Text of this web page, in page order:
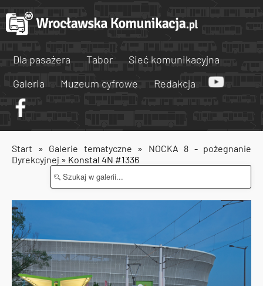
Dla pasażera Tabor
Sieć komunikacyjna
Galeria
Muzeum cyfrowe Redakcja
Start » Galerie tematyczne » NOCKA 8 - pożegnanie
Dyrekcyjnej » Konstal 4N #1336